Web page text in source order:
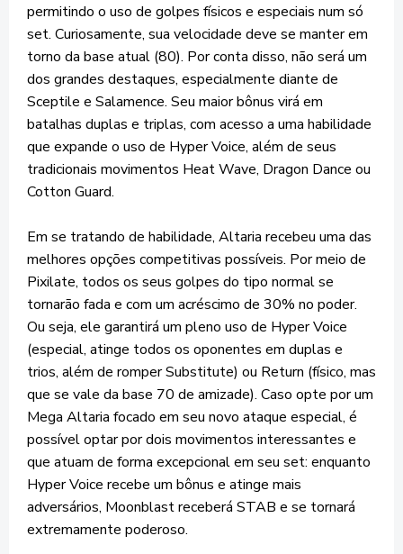
permitindo o uso de golpes físicos e especiais num só
set. Curiosamente, sua velocidade deve se manter em
torno da base atual (80). Por conta disso, não será um
dos grandes destaques, especialmente diante de
Sceptile e Salamence. Seu maior bônus virá em
batalhas duplas e triplas, com acesso a uma habilidade
que expande o uso de Hyper Voice, além de seus
tradicionais movimentos Heat Wave, Dragon Dance ou
Cotton Guard.
Em se tratando de habilidade, Altaria recebeu uma das
melhores opções competitivas possíveis. Por meio de
Pixilate, todos os seus golpes do tipo normal se
tornarão fada e com um acréscimo de 30% no poder.
Ou seja, ele garantirá um pleno uso de Hyper Voice
(especial, atinge todos os oponentes em duplas e
trios, além de romper Substitute) ou Return (físico, mas
que se vale da base 70 de amizade). Caso opte por um
Mega Altaria focado em seu novo ataque especial, é
possível optar por dois movimentos interessantes e
que atuam de forma excepcional em seu set: enquanto
Hyper Voice recebe um bônus e atinge mais
adversários, Moonblast receberá STAB e se tornará
extremamente poderoso.